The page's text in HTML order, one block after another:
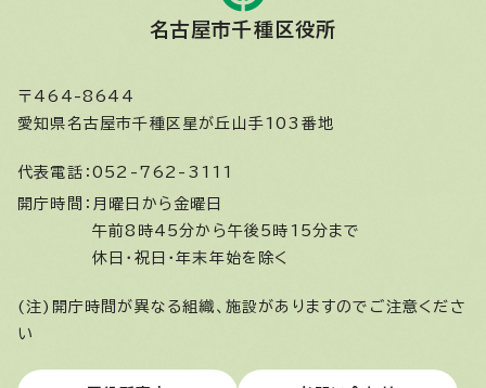
名古屋市千種区役所
〒464-8644
愛知県名古屋市千種区星が丘山手103番地
代表電話： 052-762-3111
開庁時間： 月曜日から金曜日
午前8時45分から午後5時15分まで
休日・祝日・年末年始を除く
(注)開庁時間が異なる組織、施設がありますのでご注意くださ
い